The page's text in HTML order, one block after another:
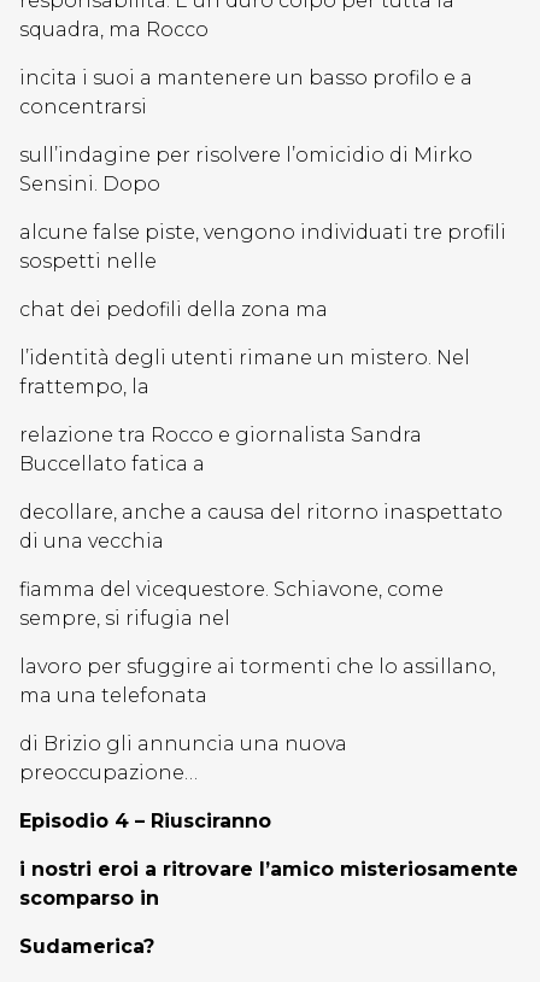
squadra, ma Rocco
incita i suoi a mantenere un basso profilo e a
concentrarsi
sull’indagine per risolvere l’omicidio di Mirko
Sensini. Dopo
alcune false piste, vengono individuati tre profili
sospetti nelle
chat dei pedofili della zona ma
l’identità degli utenti rimane un mistero. Nel
frattempo, la
relazione tra Rocco e giornalista Sandra
Buccellato fatica a
decollare, anche a causa del ritorno inaspettato
di una vecchia
fiamma del vicequestore. Schiavone, come
sempre, si rifugia nel
lavoro per sfuggire ai tormenti che lo assillano,
ma una telefonata
di Brizio gli annuncia una nuova
preoccupazione…
Episodio 4 – Riusciranno
i nostri eroi a ritrovare l’amico misteriosamente
scomparso in
Sudamerica?